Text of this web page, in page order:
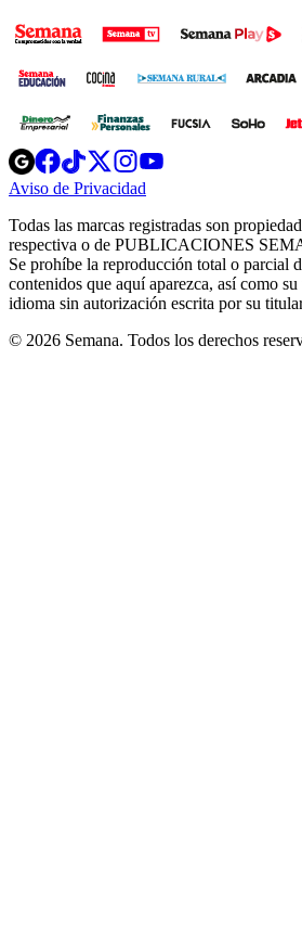
Opens
in
new
Opens
in
new
Opens
in
new
window
Opens
new
windowwindow
Aviso de Privacidad
new
window
Todas las marcas registradas son
respectiva o de PUBLICACIONES
Se prohíbe la reproducción total o parcial
contenidos que aquí aparezca, así como
idioma sin autorización escrita por su
© 2026 Semana. Todos los derechos